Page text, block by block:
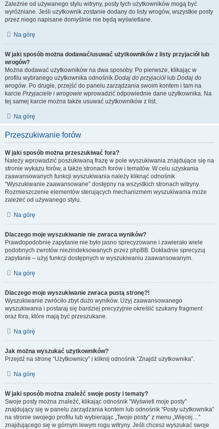
Zależnie od używanego stylu witryny, posty tych użytkowników mogą być
wyróżniane. Jeśli użytkownik zostanie dodany do listy wrogów, wszystkie posty
przez niego napisane domyślnie nie będą wyświetlane.
Na górę
W jaki sposób można dodawać/usuwać użytkowników z listy przyjaciół lub
wrogów?
Można dodawać użytkowników na dwa sposoby. Po pierwsze, klikając w
profilu wybranego użytkownika odnośnik Dodaj do przyjaciół lub Dodaj do
wrogów. Po drugie, przejść do panelu zarządzania swoim kontem i tam na
karcie Przyjaciele i wrogowie wprowadzić odpowiednie dane użytkownika. Na
tej samej karcie można także usuwać użytkowników z list.
Na górę
Przeszukiwanie forów
W jaki sposób można przeszukiwać fora?
Należy wprowadzić poszukiwaną frazę w pole wyszukiwania znajdujące się na
stronie wykazu forów, a także stronach forów i tematów. W celu uzyskania
zaawansowanych funkcji wyszukiwania należy kliknąć odnośnik
“Wyszukiwanie zaawansowane” dostępny na wszystkich stronach witryny.
Rozmieszczenie elementów sterujących mechanizmem wyszukiwania może
zależeć od używanego stylu.
Na górę
Dlaczego moje wyszukiwanie nie zwraca wyników?
Prawdopodobnie zapytanie nie było jasno sprecyzowane i zawierało wiele
podobnych zwrotów niezindeksowanych przez phpBB. Dokładnie sprecyzuj
zapytanie – użyj funkcji dostępnych w wyszukiwaniu zaawansowanym.
Na górę
Dlaczego moje wyszukiwanie zwraca pustą stronę?!
Wyszukiwanie zwróciło zbyt dużo wyników. Użyj zaawansowanego
wyszukiwania i postaraj się bardziej precyzyjnie określić szukany fragment
oraz fora, które mają być przeszukane.
Na górę
Jak można wyszukać użytkowników?
Przejdź na stronę “Użytkownicy” i kliknij odnośnik “Znajdź użytkownika”.
Na górę
W jaki sposób można znaleźć swoje posty i tematy?
Swoje posty można znaleźć, klikając odnośnik “Wyświetl moje posty”
znajdujący się w panelu zarządzania kontem lub odnośnik “Posty użytkownika”
na stronie swojego profilu lub wybierając „Twoje posty” z menu „Więcej…”
znajdującego się w górnym lewym rogu witryny. Jeśli chcesz wyszukać swoje